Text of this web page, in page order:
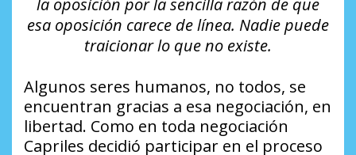
la oposición por la sencilla razón de que
esa oposición carece de línea. Nadie puede
traicionar lo que no existe.
Algunos seres humanos, no todos, se
encuentran gracias a esa negociación, en
libertad. Como en toda negociación
Capriles decidió participar en el proceso